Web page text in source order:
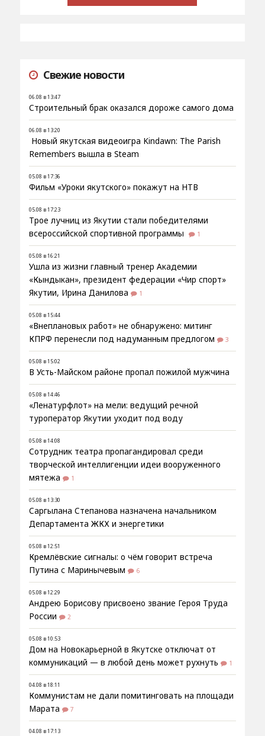
Свежие новости
06.08 в 13:47
Строительный брак оказался дороже самого дома
06.08 в 13:20
Новый якутская видеоигра Kindawn: The Parish
Remembers вышла в Steam
05.08 в 17:36
Фильм «Уроки якутского» покажут на НТВ
05.08 в 17:23
Трое лучниц из Якутии стали победителями
всероссийской спортивной программы
1
05.08 в 16:21
Ушла из жизни главный тренер Академии
«Кындыкан», президент федерации «Чир спорт»
Якутии, Ирина Данилова
1
05.08 в 15:44
«Внеплановых работ» не обнаружено: митинг
КПРФ перенесли под надуманным предлогом
3
05.08 в 15:02
В Усть-Майском районе пропал пожилой мужчина
05.08 в 14:46
«Ленатурфлот» на мели: ведущий речной
туроператор Якутии уходит под воду
05.08 в 14:08
Сотрудник театра пропагандировал среди
творческой интеллигенции идеи вооруженного
мятежа
1
05.08 в 13:30
Саргылана Степанова назначена начальником
Департамента ЖКХ и энергетики
05.08 в 12:51
Кремлёвские сигналы: о чём говорит встреча
Путина с Маринычевым
6
05.08 в 12:29
Андрею Борисову присвоено звание Героя Труда
России
2
05.08 в 10:53
Дом на Новокарьерной в Якутске отключат от
коммуникаций — в любой день может рухнуть
1
04.08 в 18:11
Коммунистам не дали помитинговать на площади
Марата
7
04.08 в 17:13